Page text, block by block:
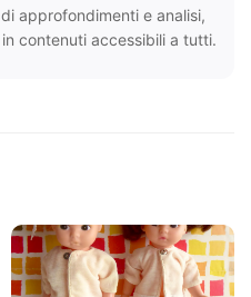
approfondimenti e analisi,
contenuti accessibili a tutti.